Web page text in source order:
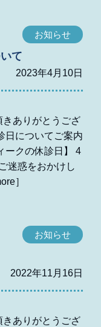
お知らせ
て
2023年4月10日
ありがとうござ
日についてご案内
ークの休診日】 4
迷惑をおかけし
お知らせ
2022年11月16日
ありがとうござ